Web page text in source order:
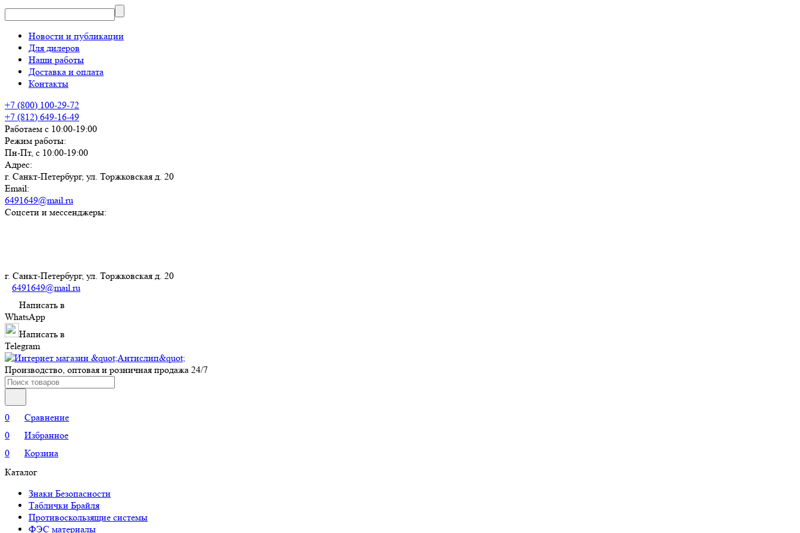
Новости и публикации
Для дилеров
Наши работы
Доставка и оплата
Контакты
+7 (800) 100-29-72
+7 (812) 649-16-49
Работаем с 10:00-19:00
Режим работы:
Пн-Пт, с 10:00-19:00
Адрес:
г. Санкт-Петербург, ул. Торжковская д. 20
Email:
6491649@mail.ru
Соцсети и мессенджеры:
г. Санкт-Петербург, ул. Торжковская д. 20
6491649@mail.ru
Написать в
WhatsApp
Написать в
Telegram
Производство, оптовая и розничная продажа 24/7
0
Сравнение
0
Избранное
0
Корзина
Каталог
Знаки Безопасности
Таблички Брайля
Противоскользящие системы
ФЭС материалы